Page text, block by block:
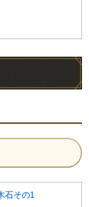
石その1